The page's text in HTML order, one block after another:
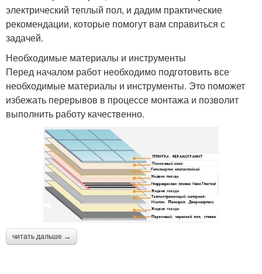
электрический теплый пол, и дадим практические
рекомендации, которые помогут вам справиться с
задачей.
Необходимые материалы и инструменты
Перед началом работ необходимо подготовить все
необходимые материалы и инструменты. Это поможет
избежать перерывов в процессе монтажа и позволит
выполнить работу качественно.
читать дальше →